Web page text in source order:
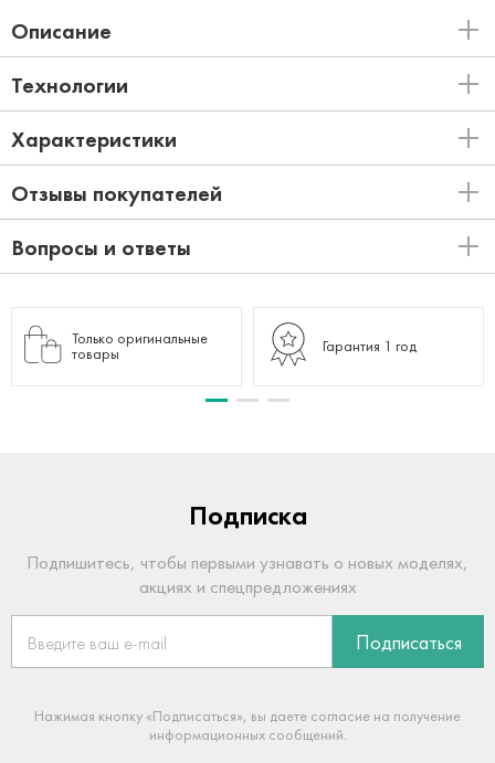
Описание
Технологии
Характеристики
Отзывы покупателей
Вопросы и ответы
Только оригинальные
товары
Гарантия 1 год
Подписка
Подпишитесь, чтобы первыми узнавать о новых моделях,
акциях и спецпредложениях
Подписаться
Нажимая кнопку «Подписаться», вы даете согласие на получение
информационных сообщений.